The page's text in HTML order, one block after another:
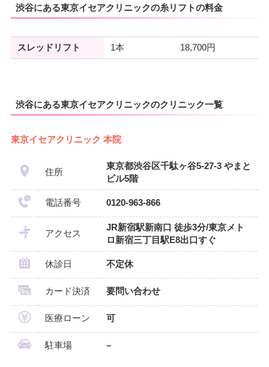
渋谷にある東京イセアクリニックの糸リフトの料金
スレッドリフト 1本 18,700円
渋谷にある東京イセアクリニックのクリニック一覧
東京イセアクリニック 本院
住所
東京都渋谷区千駄ヶ谷5-27-3 やまと
ビル5階
電話番号 0120-963-866
アクセス
JR新宿駅新南口 徒歩3分/東京メト
ロ新宿三丁目駅E8出口すぐ
休診日 不定休
カード決済 要問い合わせ
医療ローン 可
駐車場 –